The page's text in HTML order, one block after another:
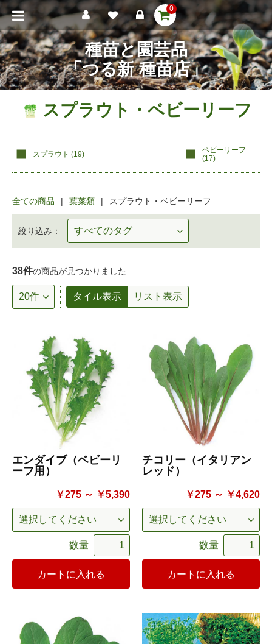
0
種苗と園芸品
「つる新 種苗店」
スプラウト・ベビーリーフ
スプラウト (19)
ベビーリーフ
(17)
全ての商品 葉菜類 スプラウト・ベビーリーフ
絞り込み：
38件の商品が見つかりました
タイル表示 リスト表示
エンダイブ（ベビーリ
ーフ用）
￥275 ～ ￥5,390
数量
カートに入れる
チコリー（イタリアン
レッド）
￥275 ～ ￥4,620
数量
カートに入れる